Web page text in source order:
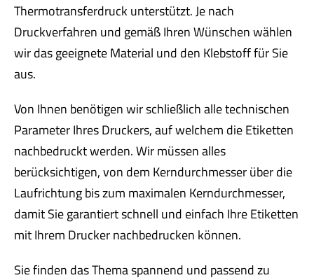
Thermotransferdruck unterstützt. Je nach
Druckverfahren und gemäß Ihren Wünschen wählen
wir das geeignete Material und den Klebstoff für Sie
aus.
Von Ihnen benötigen wir schließlich alle technischen
Parameter Ihres Druckers, auf welchem die Etiketten
nachbedruckt werden. Wir müssen alles
berücksichtigen, von dem Kerndurchmesser über die
Laufrichtung bis zum maximalen Kerndurchmesser,
damit Sie garantiert schnell und einfach Ihre Etiketten
mit Ihrem Drucker nachbedrucken können.
Sie finden das Thema spannend und passend zu